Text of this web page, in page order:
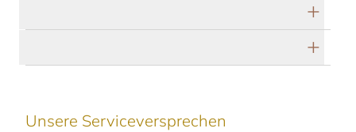
Unsere Serviceversprechen